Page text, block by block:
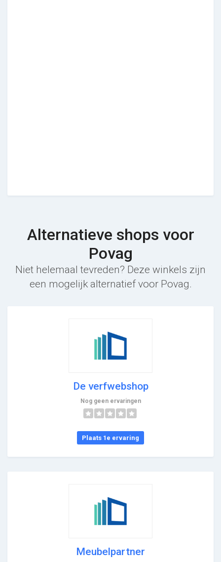
Alternatieve shops voor
Povag
Niet helemaal tevreden? Deze winkels zijn
een mogelijk alternatief voor Povag.
De verfwebshop
Nog geen ervaringen
Plaats 1e ervaring
Meubelpartner